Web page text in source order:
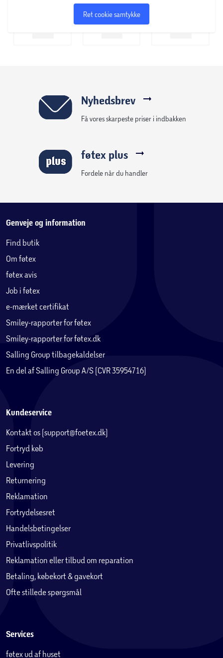
Ret cookie samtykke
Nyhedsbrev
Få vores skarpeste priser i indbakken
føtex plus
Fordele når du handler
Genveje og information
Find butik
Om føtex
føtex avis
Job i føtex
e-mærket certifikat
Smiley-rapporter for føtex
Smiley-rapporter for føtex.dk
Salling Group tilbagekaldelser
En del af Salling Group A/S (CVR 35954716)
Kundeservice
Kontakt os (support@foetex.dk)
Fortryd køb
Levering
Returnering
Reklamation
Fortrydelsesret
Handelsbetingelser
Privatlivspolitik
Reklamation eller tilbud om reparation
Betaling, købekort & gavekort
Ofte stillede spørgsmål
Services
føtex ud af huset